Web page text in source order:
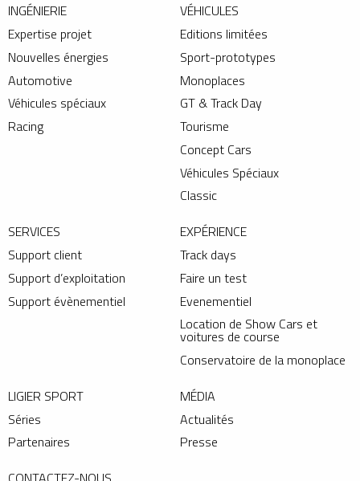
INGÉNIERIE
Expertise projet
Nouvelles énergies
Automotive
Véhicules spéciaux
Racing
VÉHICULES
Editions limitées
Sport-prototypes
Monoplaces
GT & Track Day
Tourisme
Concept Cars
Véhicules Spéciaux
Classic
SERVICES
Support client
Support d’exploitation
Support évènementiel
EXPÉRIENCE
Track days
Faire un test
Evenementiel
Location de Show Cars et
voitures de course
Conservatoire de la monoplace
LIGIER SPORT
Séries
Partenaires
MÉDIA
Actualités
Presse